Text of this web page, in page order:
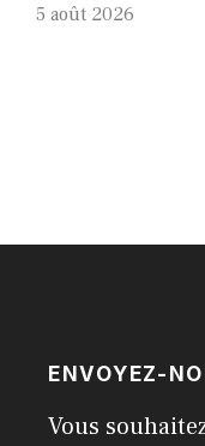
5 août 2026
ENVOYEZ-
Vous